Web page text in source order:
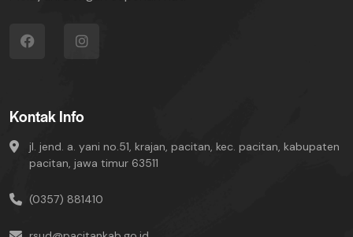
Kontak Info
jl. jend. a. yani no.51, krajan, pacitan, kec. pacitan, kabupaten
pacitan, jawa timur 63511
(0357) 881410